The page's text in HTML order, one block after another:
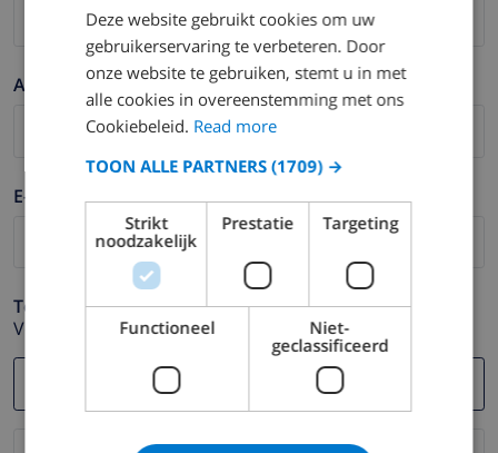
Achternaam *
E-mail *
Telefoonnummer *
Voor het geval dat uw e-mail adres niet correct werkt.
DUTCH
SPANISH
CATALAN
ITALIAN
NORWEGIAN
Deze website gebruikt cookies om uw
gebruikerservaring te verbeteren. Door
onze website te gebruiken, stemt u in met
alle cookies in overeenstemming met ons
Cookiebeleid. Read more
TOON ALLE PARTNERS (1709) →
Strikt
noodzakelijk
Prestatie Targeting
Functioneel
Niet-
geclassificeerd